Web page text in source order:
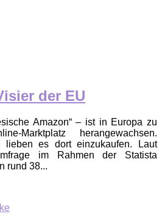
der EU
Amazon“ – ist in Europa zu
Marktplatz herangewachsen.
lieben es dort einzukaufen. Laut
im Rahmen der Statista
rund 38...